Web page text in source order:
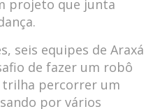
projeto que junta
seis equipes de Araxá
de fazer um robô
percorrer um
por vários